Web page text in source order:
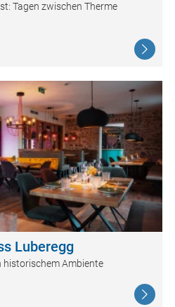
Tagen zwischen Therme
Luberegg
historischem Ambiente